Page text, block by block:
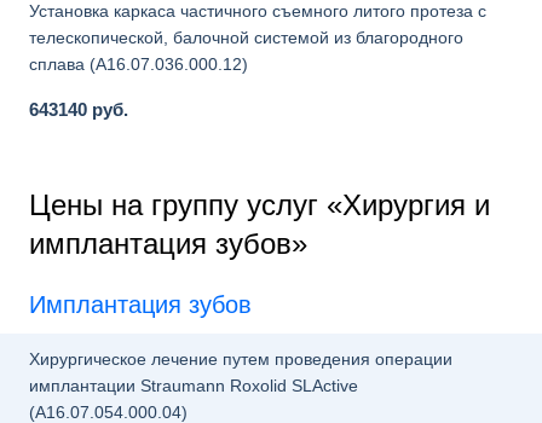
Установка каркаса частичного съемного литого протеза с
телескопической, балочной системой из благородного
сплава (A16.07.036.000.12)
643140 руб.
Цены на группу услуг «Хирургия и
имплантация зубов»
Имплантация зубов
Хирургическое лечение путем проведения операции
имплантации Straumann Roxolid SLActive
(A16.07.054.000.04)